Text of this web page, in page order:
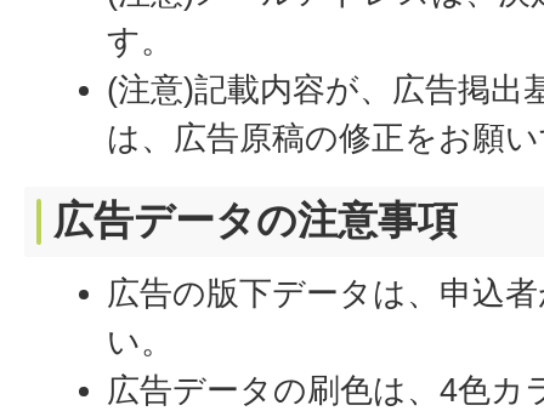
す。
(注意)記載内容が、広告掲出
は、広告原稿の修正をお願
広告データの注意事項
広告の版下データは、申込
い。
広告データの刷色は、4色カ